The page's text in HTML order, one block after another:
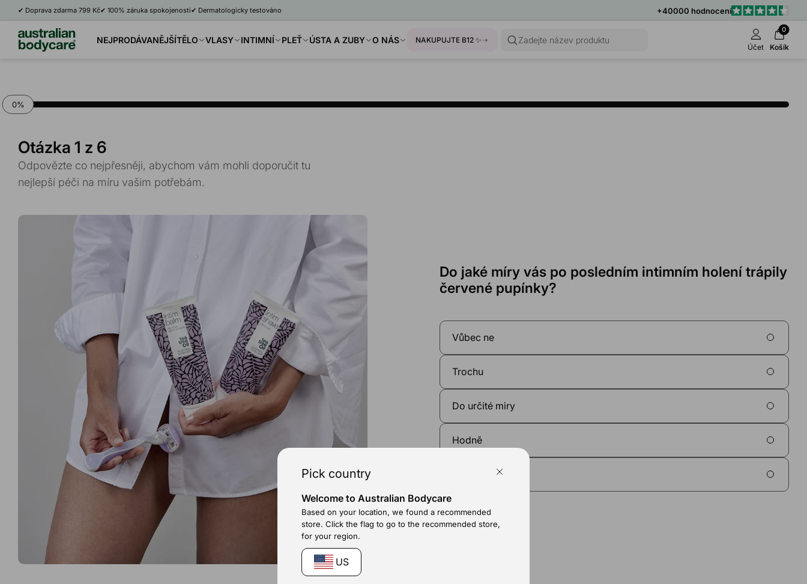
+40000 hodnocení
✔ Doprava zdarma 799 Kč✔ 100% záruka spokojenosti✔ Dermatologicky testováno
NEJPRODÁVANĚJŠÍTĚLO VLASY
INTIMNÍ
Více
PLEŤ
ÚSTA A ZUBY
O NÁS NAKUPUJTE B12 ✨ Zadejte název produktu
Účet
0
Košík
0%
Otázka 1 z 6
Odpovězte co nejpřesněji, abychom vám mohli doporučit tu
nejlepší péči na míru vašim potřebám.
Do jaké míry vás po posledním intimním holení trápily
červené pupínky?
Vůbec ne
Trochu
Do určité miry
Hodně
Pick country
Welcome to Australian Bodycare
Based on your location, we found a recommended
store. Click the flag to go to the recommended store,
for your region.
US